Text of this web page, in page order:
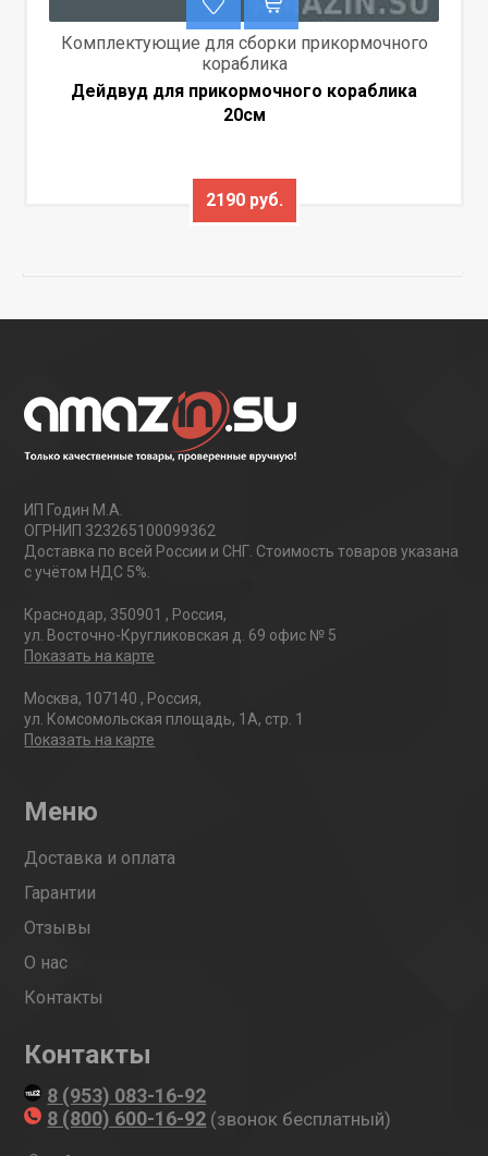
Комплектующие для сборки прикормочного
кораблика
Дейдвуд для прикормочного кораблика
20см
2190 руб.
ИП Годин М.А.
ОГРНИП 323265100099362
Доставка по всей России и СНГ. Стоимость товаров указана
с учётом НДС 5%.
Краснодар, 350901 , Россия,
ул. Восточно-Кругликовская д. 69 офис № 5
Показать на карте
Москва, 107140 , Россия,
ул. Комсомольская площадь, 1А, стр. 1
Показать на карте
Меню
Доставка и оплата
Гарантии
Отзывы
О нас
Контакты
Контакты
8 (953) 083-16-92
8 (800) 600-16-92 (звонок бесплатный)